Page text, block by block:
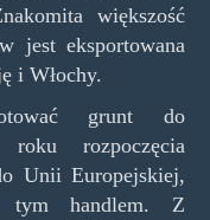
większość
jest eksportowana
i Włochy.
grunt do
roku rozpoczęcia
Unii Europejskiej,
tym handlem. Z